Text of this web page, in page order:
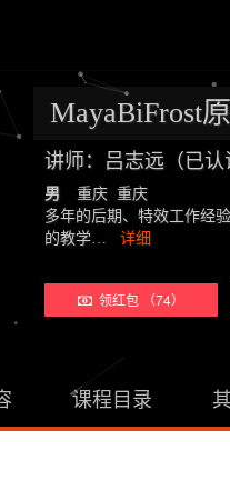
MayaBiFrost
讲师：吕志远（已认
男
重庆 重庆
多年的后期、特效工作经
的教学… 详细
领红包 （74）
课程目录